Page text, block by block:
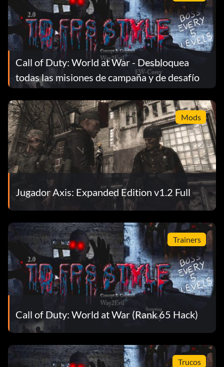
Call of Duty: World at War - Desbloquea
todas las misiones de campaña y de desafío
Mods
Jugador Axis: Expanded Edition v1.2 Full
Trainers
Call of Duty: World at War (Rank 65 Hack)
Trucos